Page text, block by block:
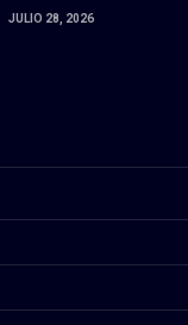
JULIO 28, 2026